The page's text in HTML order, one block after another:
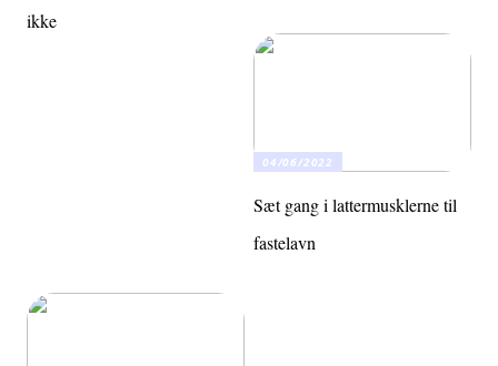
ikke
04/06/2022
Sæt gang i lattermusklerne til
fastelavn